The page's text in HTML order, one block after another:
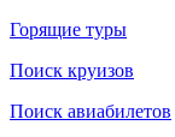
Горящие туры
Поиск круизов
Поиск авиабилетов